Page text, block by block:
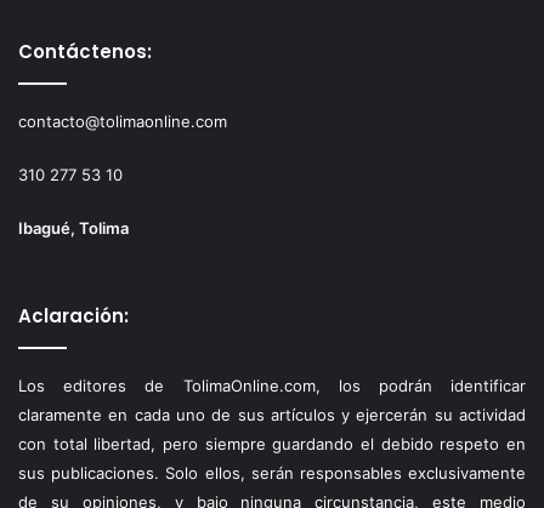
Contáctenos:
contacto@tolimaonline.com
310 277 53 10
Ibagué, Tolima
Aclaración:
Los editores de TolimaOnline.com, los podrán identificar
claramente en cada uno de sus artículos y ejercerán su actividad
con total libertad, pero siempre guardando el debido respeto en
sus publicaciones. Solo ellos, serán responsables exclusivamente
de su opiniones, y bajo ninguna circunstancia, este medio